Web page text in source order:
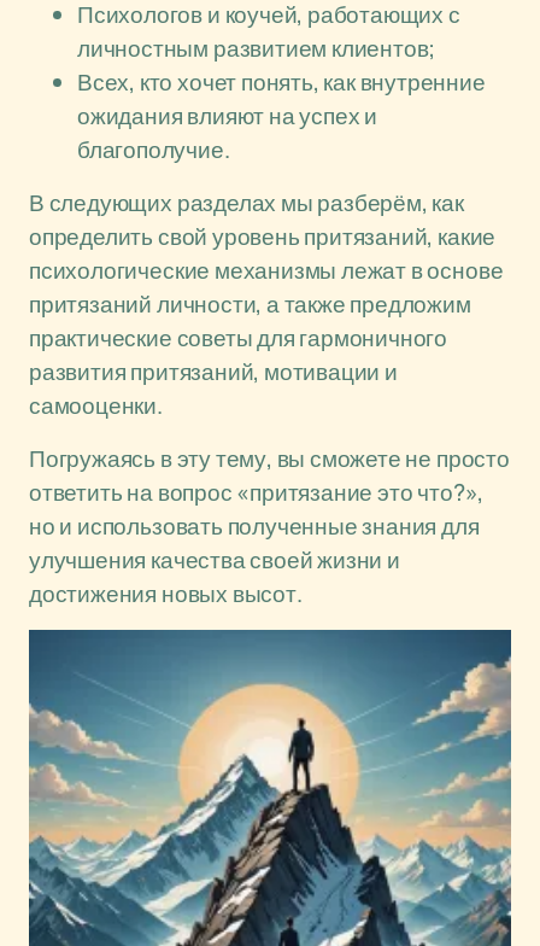
Психологов и коучей, работающих с
личностным развитием клиентов;
Всех, кто хочет понять, как внутренние
ожидания влияют на успех и
благополучие.
В следующих разделах мы разберём, как
определить свой уровень притязаний, какие
психологические механизмы лежат в основе
притязаний личности, а также предложим
практические советы для гармоничного
развития притязаний, мотивации и
самооценки.
Погружаясь в эту тему, вы сможете не просто
ответить на вопрос «притязание это что?»,
но и использовать полученные знания для
улучшения качества своей жизни и
достижения новых высот.